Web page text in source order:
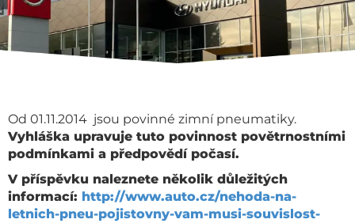
Od 01.11.2014 jsou povinné zimní pneumatiky.
Vyhláška upravuje tuto povinnost povětrnostními
podmínkami a předpovědí počasí.
V příspěvku naleznete několik důležitých
informací: http://www.auto.cz/nehoda-na-
letnich-pneu-pojistovny-vam-musi-souvislost-